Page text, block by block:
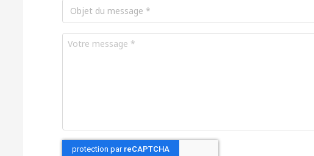
Objet
du
message *
Votre
message *
CAPTCHA